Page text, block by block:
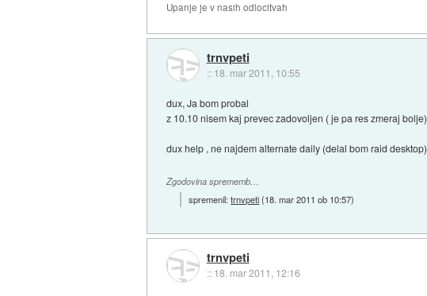
Upanje je v nasih odlocitvah
trnvpeti
:: 18. mar 2011, 10:55
dux, Ja bom probal
z 10.10 nisem kaj prevec zadovoljen ( je pa res zmeraj bolje)
dux help , ne najdem alternate daily (delal bom raid desktop)
Zgodovina sprememb…
spremenil:trnvpeti(18. mar 2011 ob 10:57)
trnvpeti
:: 18. mar 2011, 12:16